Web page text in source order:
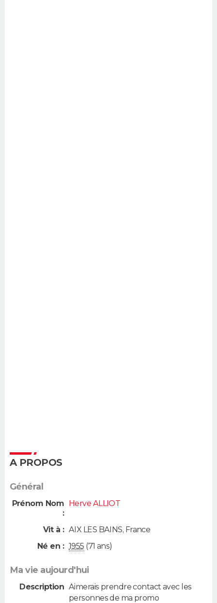
A PROPOS
Général
Prénom Nom
:
Herve ALLIOT
Vit à : AIX LES BAINS, France
Né en : 1955 (71 ans)
Ma vie aujourd'hui
Description Aimerais prendre contact avec les
personnes de ma promo